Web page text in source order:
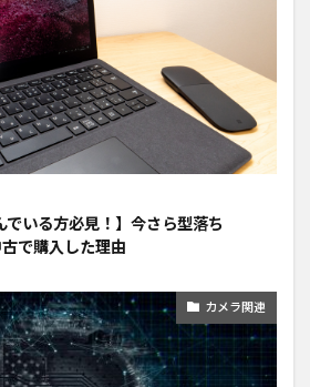
でいる方必見！】今さら型落ち
で購入した理由
カメラ関連